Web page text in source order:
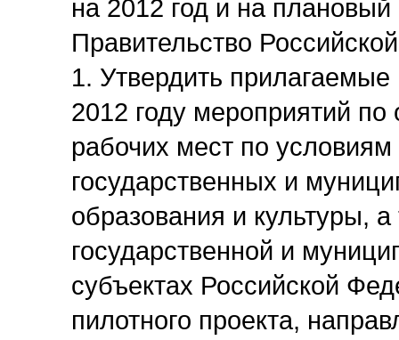
на 2012 год и на
Правительство
1. Утвердить
2012 году мероприятий по
рабочих мест по
государственных и
образования и культуры,
государственной и
субъектах Российской
пилотного проекта,